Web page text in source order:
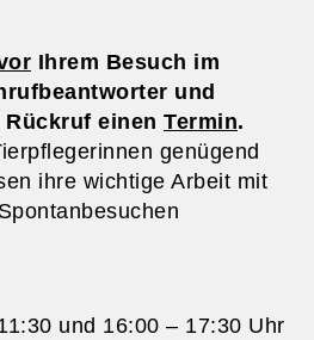
Ihrem Besuch im
und
einen Termin.
genügend
ihre wichtige Arbeit mit
und 16:00 – 17:30 Uhr